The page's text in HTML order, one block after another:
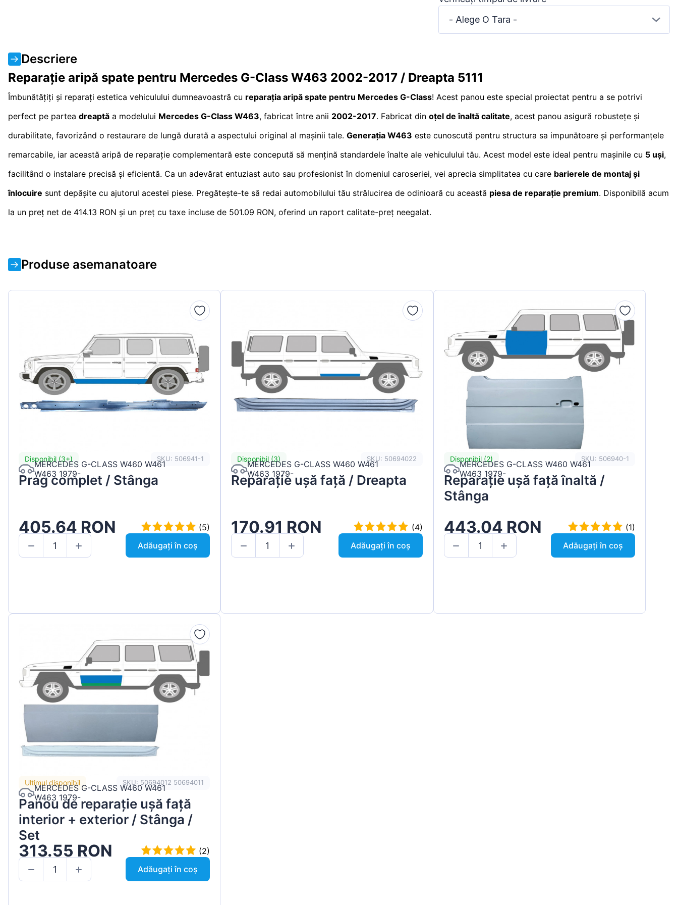
- Alege O Tara -
Descriere
Reparație aripă spate pentru Mercedes G-Class W463 2002-2017 / Dreapta 5111
Îmbunătățiți și reparați estetica vehiculului dumneavoastră cu reparația aripă spate pentru Mercedes G-Class! Acest panou este special proiectat pentru a se potrivi
perfect pe partea dreaptă a modelului Mercedes G-Class W463, fabricat între anii 2002-2017. Fabricat din oțel de înaltă calitate, acest panou asigură robustețe și
durabilitate, favorizând o restaurare de lungă durată a aspectului original al mașinii tale. Generația W463 este cunoscută pentru structura sa impunătoare și performanțele
remarcabile, iar această aripă de reparație complementară este concepută să mențină standardele înalte ale vehiculului tău. Acest model este ideal pentru mașinile cu 5 uși,
facilitând o instalare precisă și eficientă. Ca un adevărat entuziast auto sau profesionist în domeniul caroseriei, vei aprecia simplitatea cu care barierele de montaj și
înlocuire sunt depășite cu ajutorul acestei piese. Pregătește-te să redai automobilului tău strălucirea de odinioară cu această piesa de reparație premium. Disponibilă acum
la un preț net de 414.13 RON și un preț cu taxe incluse de 501.09 RON, oferind un raport calitate-preț neegalat.
Produse asemanatoare
Disponibil (3+) SKU: 506941-1
MERCEDES G-CLASS W460 W461
W463 1979-
Prag complet / Stânga
405.64 RON
(5)
Adăugați în coș
Disponibil (3) SKU: 50694022
MERCEDES G-CLASS W460 W461
W463 1979-
Reparație ușă față / Dreapta
170.91 RON
(4)
Adăugați în coș
Disponibil (2) SKU: 506940-1
MERCEDES G-CLASS W460 W461
W463 1979-
Reparație ușă față înaltă /
Stânga
443.04 RON
(1)
Adăugați în coș
Ultimul disponibil SKU: 50694012 50694011
MERCEDES G-CLASS W460 W461
W463 1979-
Panou de reparație ușă față
interior + exterior / Stânga /
Set
313.55 RON
(2)
Adăugați în coș